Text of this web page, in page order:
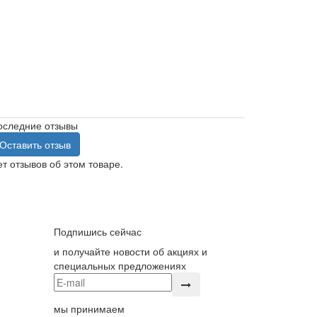
отзывы
Оставить отзыв
отзывов об этом товаре.
Подпишись сейчас
и получайте новости об акциях и
специальных предложениях
мы принимаем